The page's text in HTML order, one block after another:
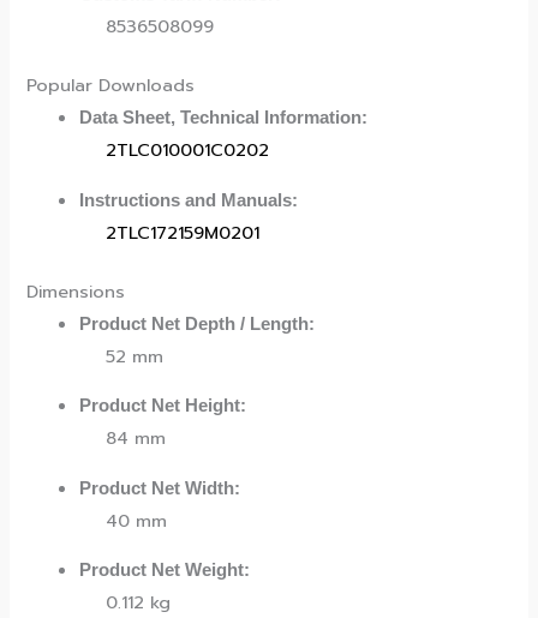
8536508099
Popular Downloads
Data Sheet, Technical Information:
2TLC010001C0202
Instructions and Manuals:
2TLC172159M0201
Dimensions
Product Net Depth / Length:
52 mm
Product Net Height:
84 mm
Product Net Width:
40 mm
Product Net Weight:
0.112 kg